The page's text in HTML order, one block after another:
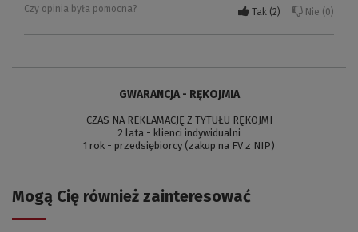
Czy opinia była pomocna?
Tak 2 Nie 0
GWARANCJA - RĘKOJMIA
CZAS NA REKLAMACJĘ Z TYTUŁU RĘKOJMI
2 lata - klienci indywidualni
1 rok - przedsiębiorcy (zakup na FV z NIP)
Mogą Cię również zainteresować